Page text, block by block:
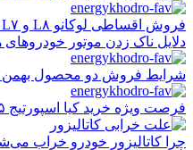
فروش اقساطی لوکانو L۸ و L۷ توسط نوین خودرو اعلام شد – مرداد ۱۴۰۵
دلایل ناک زدن موتور
شرایط فروش دو محصول بهمن
فرصت ویژه خرید کیا اسپورتیج ۲۰۲۵؛ فروش فوری با تحویل حداکثر ۲۰ روزه و قیمت قطعی
چرا کاتالیزور خودرو خراب می‌شود؟ ۵ علت اصلی که هزینه‌های سنگین